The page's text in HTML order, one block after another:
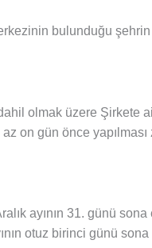
bulunduğu
olmak üzere Şirkete
on gün önce yapılması
ayının 31. günü
otuz birinci günü sona